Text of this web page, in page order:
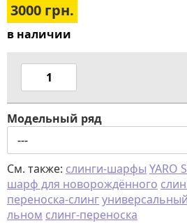
3000 грн.
в наличии
Модельный ряд
См. также: слинги-шарфы YARO
шарф для новорождённого
переноска-слинг
льном слинг-переноска